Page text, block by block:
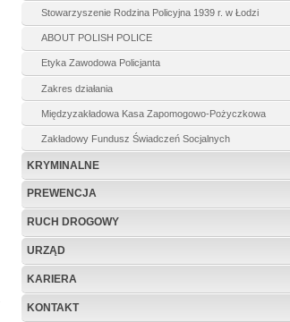
Stowarzyszenie Rodzina Policyjna 1939 r. w Łodzi
ABOUT POLISH POLICE
Etyka Zawodowa Policjanta
Zakres działania
Międzyzakładowa Kasa Zapomogowo-Pożyczkowa
Zakładowy Fundusz Świadczeń Socjalnych
KRYMINALNE
PREWENCJA
RUCH DROGOWY
URZĄD
KARIERA
KONTAKT